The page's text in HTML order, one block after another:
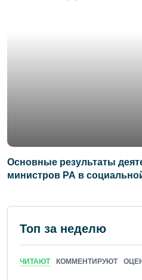
Основные результаты
министров РА в
Топ за неделю
ЧИТАЮТ КОММЕНТИРУЮТ